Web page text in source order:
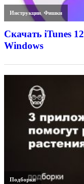
Инструкции,Фишки
Скачать iTunes
Windows
Подборки